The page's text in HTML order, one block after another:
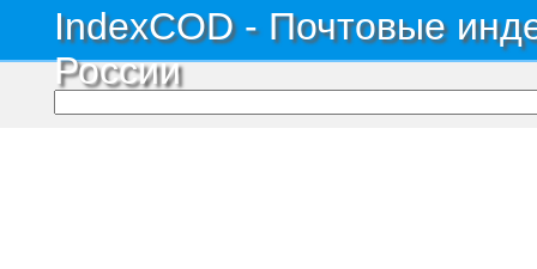
IndexCOD - Почтовые
России